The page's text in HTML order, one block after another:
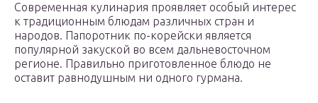
Современная кулинария проявляет особый интерес
к традиционным блюдам различных стран и
народов. Папоротник по-корейски является
популярной закуской во всем дальневосточном
регионе. Правильно приготовленное блюдо не
оставит равнодушным ни одного гурмана.